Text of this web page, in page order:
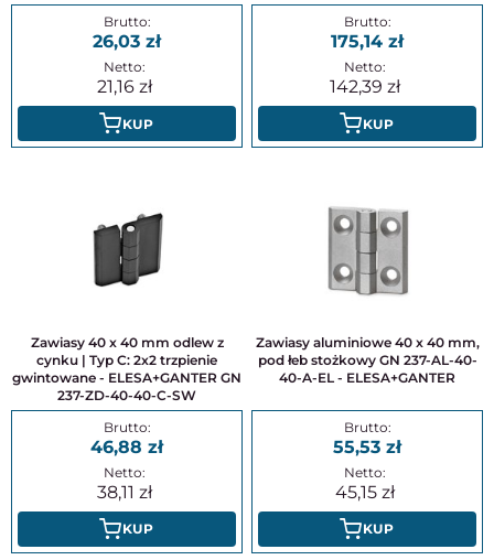
26,03
21,16
KUP
175,14
142,39
KUP
Zawiasy 40 x 40 mm odlew z
cynku | Typ C: 2x2 trzpienie
gwintowane - ELESA+GANTER GN
237-ZD-40-40-C-SW
46,88
38,11
KUP
Zawiasy aluminiowe 40 x 40 mm,
pod łeb stożkowy GN 237-AL-40-
40-A-EL - ELESA+GANTER
55,53
45,15
KUP